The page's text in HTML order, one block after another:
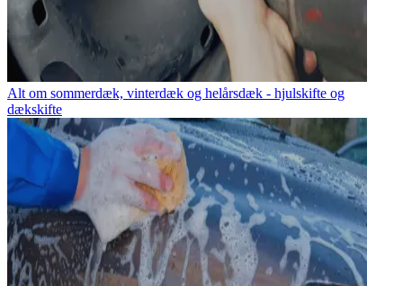
Alt om sommerdæk, vinterdæk og helårsdæk - hjulskifte og
dækskifte